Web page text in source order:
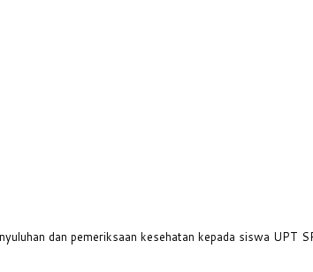
dan pemeriksaan kesehatan kepada siswa UPT